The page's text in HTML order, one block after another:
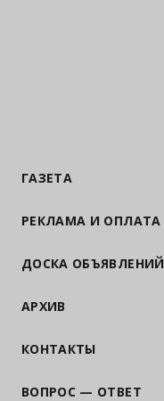
ГАЗЕТА
РЕКЛАМА И ОПЛАТА
ДОСКА ОБЪЯВЛЕНИЙ
АРХИВ
КОНТАКТЫ
ВОПРОС — ОТВЕТ